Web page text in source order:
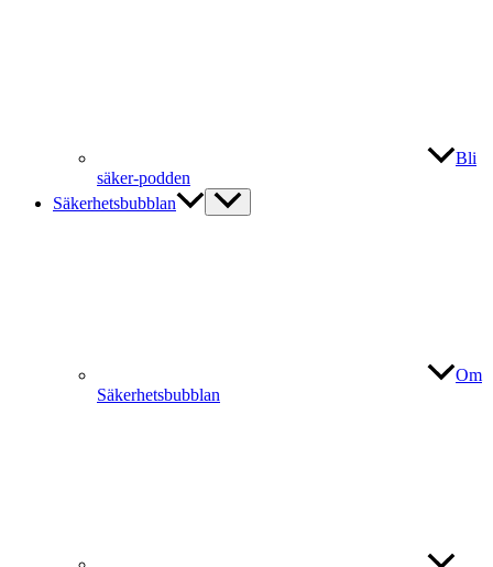
Bli
säker-podden
Säkerhetsbubblan
Om
Säkerhetsbubblan